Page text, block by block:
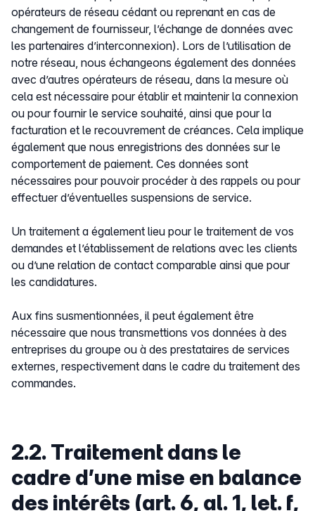
opérateurs de réseau cédant ou reprenant en cas de
changement de fournisseur, l’échange de données avec
les partenaires d’interconnexion). Lors de l’utilisation de
notre réseau, nous échangeons également des données
avec d’autres opérateurs de réseau, dans la mesure où
cela est nécessaire pour établir et maintenir la connexion
ou pour fournir le service souhaité, ainsi que pour la
facturation et le recouvrement de créances. Cela implique
également que nous enregistrions des données sur le
comportement de paiement. Ces données sont
nécessaires pour pouvoir procéder à des rappels ou pour
effectuer d’éventuelles suspensions de service.
Un traitement a également lieu pour le traitement de vos
demandes et l’établissement de relations avec les clients
ou d’une relation de contact comparable ainsi que pour
les candidatures.
Aux fins susmentionnées, il peut également être
nécessaire que nous transmettions vos données à des
entreprises du groupe ou à des prestataires de services
externes, respectivement dans le cadre du traitement des
commandes.
2.2. Traitement dans le
cadre d’une mise en balance
des intérêts (art. 6, al. 1, let. f,